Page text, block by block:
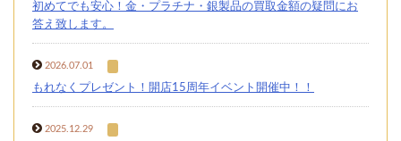
初めてでも安心！金・プラチナ・銀製品の買取金額の疑問にお
答え致します。
2026.07.01
もれなくプレゼント！開店15周年イベント開催中！！
2025.12.29